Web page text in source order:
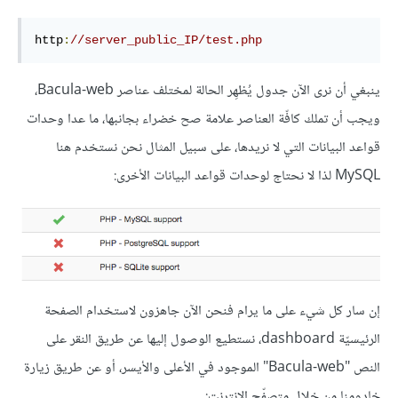
http: //server_public_IP/test.php
ينبغي أن نرى الآن جدول يُظهِر الحالة لمختلف عناصر Bacula-web،
ويجب أن تملك كافّة العناصر علامة صح خضراء بجانبها، ما عدا وحدات
قواعد البيانات التي لا نريدها، على سبيل المثال نحن نستخدم هنا
MySQL لذا لا نحتاج لوحدات قواعد البيانات الأخرى:
إن سار كل شيء على ما يرام فنحن الآن جاهزون لاستخدام الصفحة
الرئيسيّة dashboard، نستطيع الوصول إليها عن طريق النقر على
النص "Bacula-web" الموجود في الأعلى والأيسر، أو عن طريق زيارة